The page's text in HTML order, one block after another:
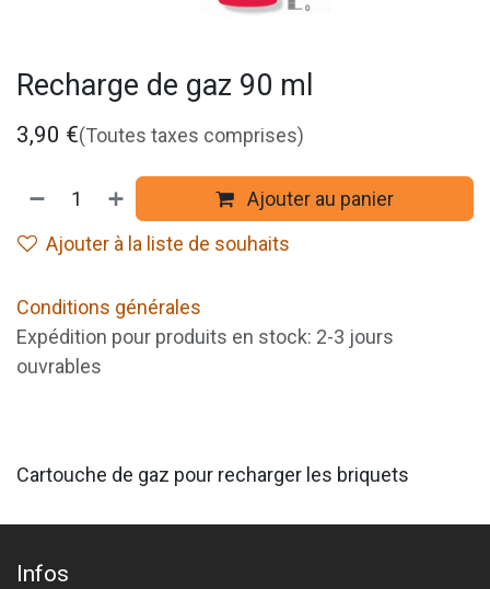
Recharge de gaz 90 ml
3,90 €(Toutes taxes comprises)
Ajouter au panier
Ajouter à la liste de souhaits
Conditions générales
Expédition pour produits en stock: 2-3 jours
ouvrables
Cartouche de gaz pour recharger les briquets
Infos